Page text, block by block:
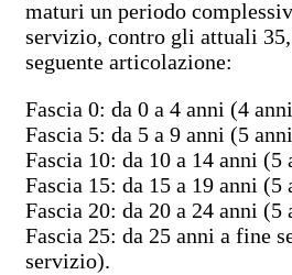
maturi un periodo
servizio, contro gli attuali 35,
seguente articolazione:
Fascia 0: da 0 a 4 anni (4
Fascia 5: da 5 a 9 anni (5
Fascia 10: da 10 a 14 anni (5
Fascia 15: da 15 a 19 anni (5
Fascia 20: da 20 a 24 anni (5
Fascia 25: da 25 anni a fine
servizio).